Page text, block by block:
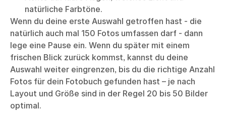
natürliche Farbtöne.
Wenn du deine erste Auswahl getroffen hast - die
natürlich auch mal 150 Fotos umfassen darf - dann
lege eine Pause ein. Wenn du später mit einem
frischen Blick zurück kommst, kannst du deine
Auswahl weiter eingrenzen, bis du die richtige Anzahl
Fotos für dein Fotobuch gefunden hast – je nach
Layout und Größe sind in der Regel 20 bis 50 Bilder
optimal.